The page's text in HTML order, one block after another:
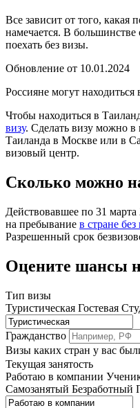
Все зависит от того, какая
намечается. В большинстве
поехать без визы.
Обновление от 10.01.2024
Россияне могут
Чтобы находиться в
визу. Сделать визу можно в
Таиланда в Москве или в
визовый центр.
Сколько можно
Действовавшее по 31
на пребывание в стране
Разрешенный срок
Оцените шансы
Тип визы
Туристическая Гостевая
Гражданство
Визы каких стран у вас
Текущая занятость
Работаю в компании
Самозанятый Безработный